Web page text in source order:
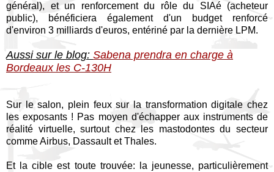
général), et un renforcement du rôle du SIAé (acheteur
public), bénéficiera également d'un budget renforcé
d'environ 3 milliards d'euros, entériné par la dernière LPM.
Aussi sur le blog: Sabena prendra en charge à
Bordeaux les C-130H
Sur le salon, plein feux sur la transformation digitale chez
les exposants ! Pas moyen d'échapper aux instruments de
réalité virtuelle, surtout chez les mastodontes du secteur
comme Airbus, Dassault et Thales.
Et la cible est toute trouvée: la jeunesse, particulièrement